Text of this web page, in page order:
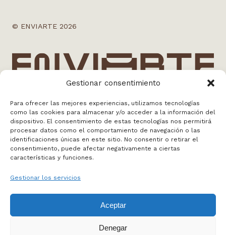
Gestionar consentimiento
Para ofrecer las mejores experiencias, utilizamos tecnologías
como las cookies para almacenar y/o acceder a la información del
dispositivo. El consentimiento de estas tecnologías nos permitirá
procesar datos como el comportamiento de navegación o las
identificaciones únicas en este sitio. No consentir o retirar el
consentimiento, puede afectar negativamente a ciertas
características y funciones.
Gestionar los servicios
Aceptar
Denegar
© ENVIARTE 2026
info@enviarte.art
+34 613 010 384
Madrid
WEB BY NOSOTROS
POLÍTICA DE PRIVACIDAD